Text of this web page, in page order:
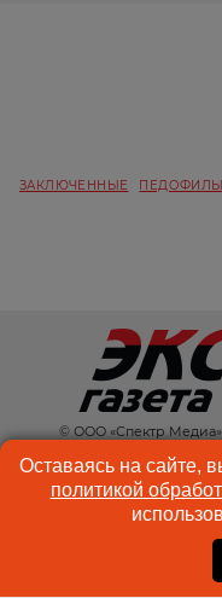
ЗАКЛЮЧЕННЫЕ ПЕДОФИЛЫ
© ООО «Спектр Медиа»
КОНТАКТЫ
КУКИ-ФАЙЛЫ
СОГЛАШЕНИЕ
Оставаясь на сайте,
политикой